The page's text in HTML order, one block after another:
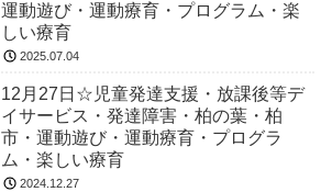
運動遊び・運動療育・プログラム・楽
しい療育
2025.07.04
12月27日☆児童発達支援・放課後等デ
イサービス・発達障害・柏の葉・柏
市・運動遊び・運動療育・プログラ
ム・楽しい療育
2024.12.27